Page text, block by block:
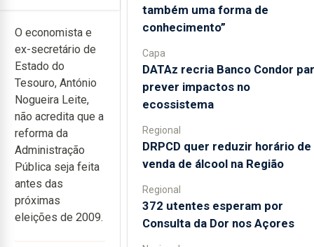
O economista e
ex-secretário de
Estado do
Tesouro, António
Nogueira Leite,
não acredita que a
reforma da
Administração
Pública seja feita
antes das
próximas
eleições de 2009.
também uma forma de
conhecimento”
Capa
DATAz recria Banco Condor
prever impactos no
ecossistema
Regional
DRPCD quer reduzir horário de
venda de álcool na Região
Regional
372 utentes esperam por
Consulta da Dor nos Açores